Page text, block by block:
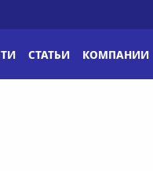
СТАТЬИ КОМПАНИИ